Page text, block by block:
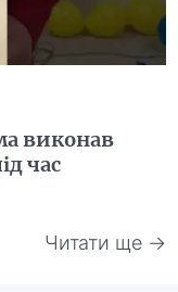
виконав
час
Читати ще →